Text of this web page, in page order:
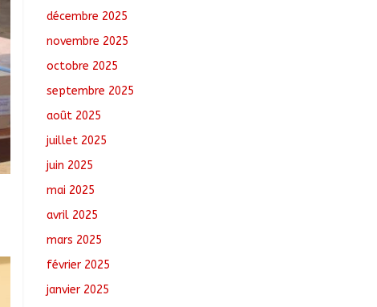
Khidmè »
décembre 2025
novembre 2025
octobre 2025
septembre 2025
août 2025
juillet 2025
juin 2025
mai 2025
avril 2025
mars 2025
février 2025
janvier 2025